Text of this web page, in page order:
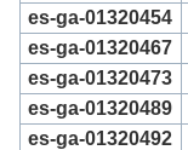
es-ga-01320454
es-ga-01320467
es-ga-01320473
es-ga-01320489
es-ga-01320492